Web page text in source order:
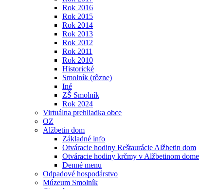
Rok 2016
Rok 2015
Rok 2014
Rok 2013
Rok 2012
Rok 2011
Rok 2010
Historické
Smolník (rôzne)
Iné
ZŠ Smolník
Rok 2024
Virtuálna prehliadka obce
OZ
Alžbetin dom
Základné info
Otváracie hodiny Reštaurácie Alžbetin dom
Otváracie hodiny krčmy v Alžbetinom dome
Denné menu
Odpadové hospodárstvo
Múzeum Smolník